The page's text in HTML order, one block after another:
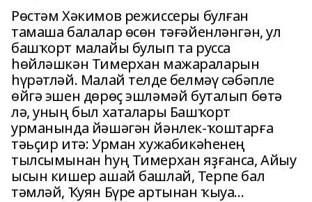
Рөстәм Хәкимов режиссеры булған
тамаша балалар өсөн тәғәйенләнгән, ул
башҡорт малайы булып та русса
һөйләшкән Тимерхан мажараларын
һүрәтләй. Малай телде белмәү сәбәпле
өйгә эшен дөрөҫ эшләмәй буталып бөтә
лә, уның был хаталары Башҡорт
урманында йәшәгән йәнлек-ҡоштарға
тәьҫир итә: Урман хужабикәһенең
тылсымынан һуң Тимерхан яҙғанса, Айыу
ысын кишер ашай башлай, Терпе бал
тәмләй, Ҡуян Бүре артынан ҡыуа...